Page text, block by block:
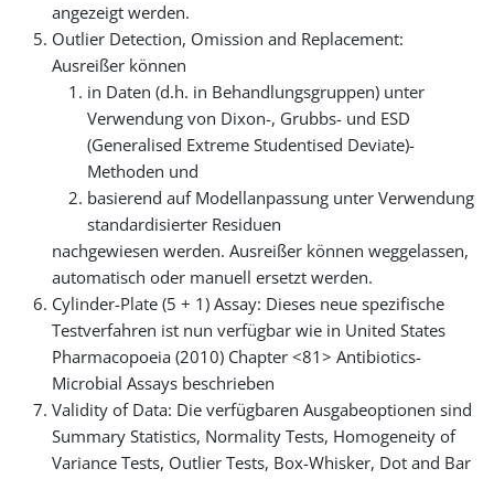
angezeigt werden.
Outlier Detection, Omission and Replacement:
Ausreißer können
in Daten (d.h. in Behandlungsgruppen) unter
Verwendung von Dixon-, Grubbs- und ESD
(Generalised Extreme Studentised Deviate)-
Methoden und
basierend auf Modellanpassung unter Verwendung
standardisierter Residuen
nachgewiesen werden. Ausreißer können weggelassen,
automatisch oder manuell ersetzt werden.
Cylinder-Plate (5 + 1) Assay: Dieses neue spezifische
Testverfahren ist nun verfügbar wie in United States
Pharmacopoeia (2010) Chapter <81> Antibiotics-
Microbial Assays beschrieben
Validity of Data: Die verfügbaren Ausgabeoptionen sind
Summary Statistics, Normality Tests, Homogeneity of
Variance Tests, Outlier Tests, Box-Whisker, Dot and Bar